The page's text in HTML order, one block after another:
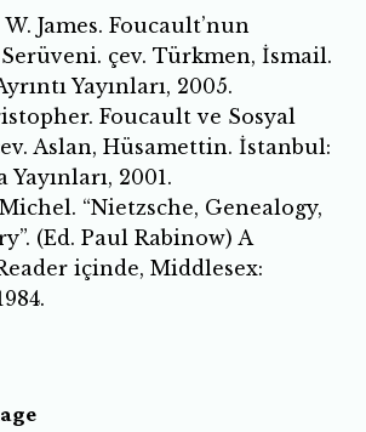
James. Foucault’nun
çev. Türkmen, İsmail.
Yayınları, 2005.
Foucault ve Sosyal
Aslan, Hüsamettin. İstanbul:
Yayınları, 2001.
“Nietzsche, Genealogy,
(Ed. Paul Rabinow) A
içinde, Middlesex: